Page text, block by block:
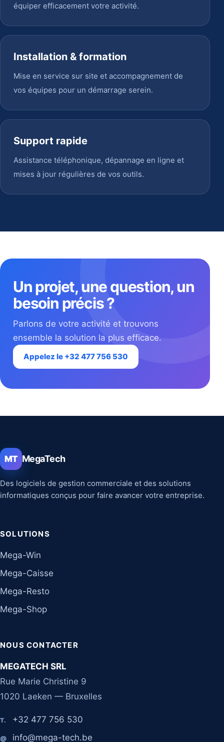
équiper efficacement votre activité.
Installation & formation
Mise en service sur site et accompagnement de
vos équipes pour un démarrage serein.
Support rapide
Assistance téléphonique, dépannage en ligne et
mises à jour régulières de vos outils.
Un projet, une question, un
besoin précis ?
Parlons de votre activité et trouvons
ensemble la solution la plus efficace.
Appelez le +32 477 756 530
MT MegaTech
Des logiciels de gestion commerciale et des solutions
informatiques conçus pour faire avancer votre entreprise.
SOLUTIONS
Mega-Win
Mega-Caisse
Mega-Resto
Mega-Shop
NOUS CONTACTER
MEGATECH SRL
Rue Marie Christine 9
1020 Laeken — Bruxelles
T. +32 477 756 530
@ info@mega-tech.be